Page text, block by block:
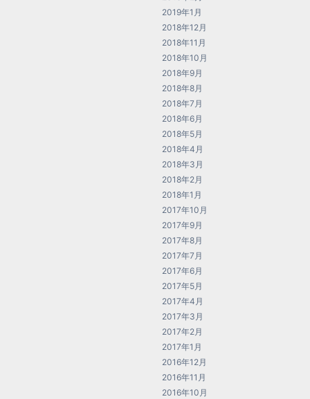
2019年1月
2018年12月
2018年11月
2018年10月
2018年9月
2018年8月
2018年7月
2018年6月
2018年5月
2018年4月
2018年3月
2018年2月
2018年1月
2017年10月
2017年9月
2017年8月
2017年7月
2017年6月
2017年5月
2017年4月
2017年3月
2017年2月
2017年1月
2016年12月
2016年11月
2016年10月